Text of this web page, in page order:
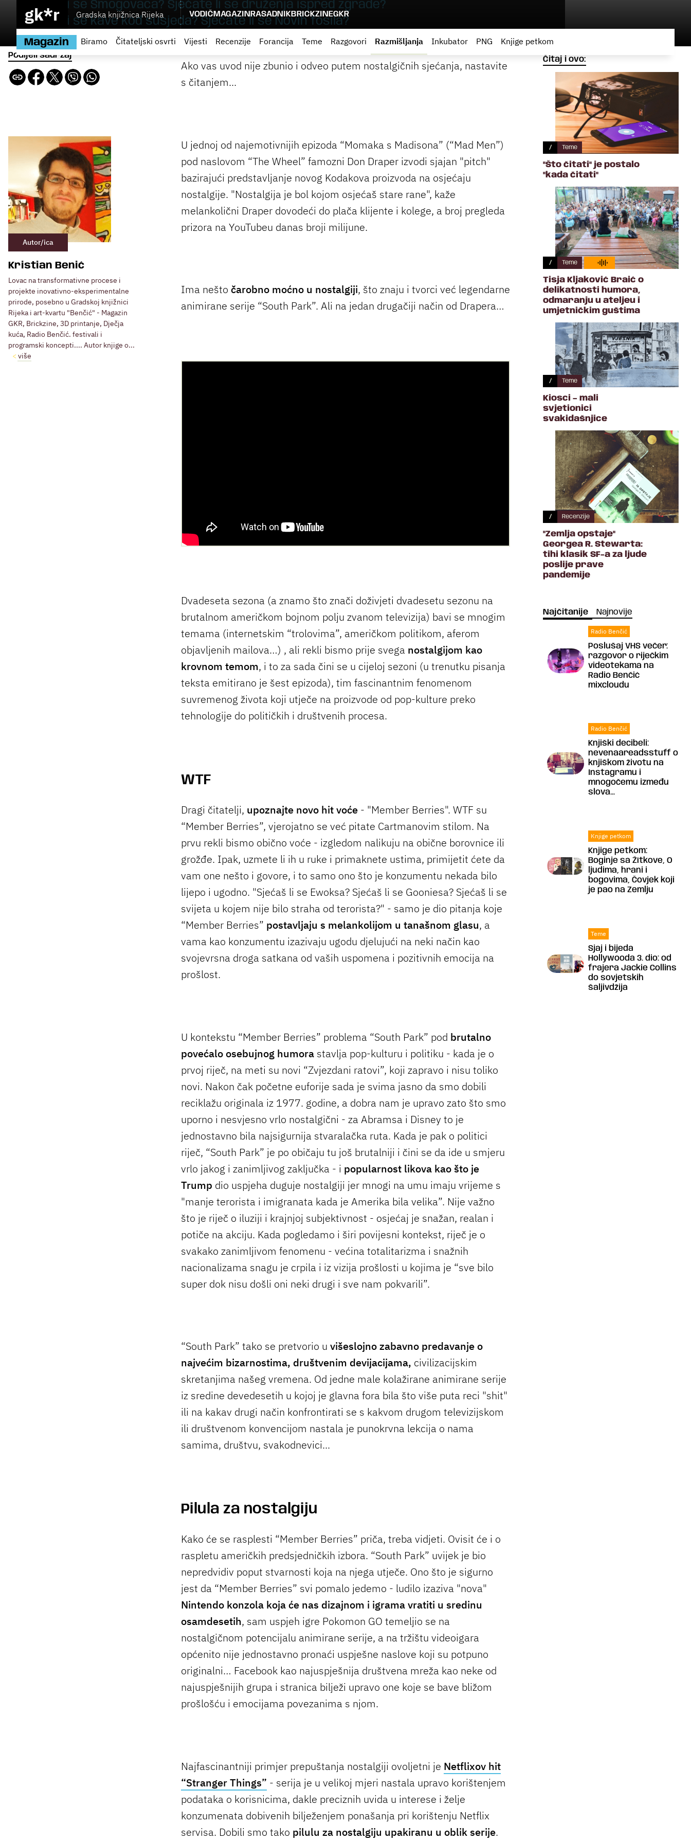
gk*r Gradska knjižnica Rijeka VODIČMAGAZINRASADNIKBRICKZINEGKR
Magazin Biramo Čitateljski osvrti Vijesti Recenzije Forancija Teme Razgovori Razmišljanja Inkubator PNG Knjige petkom
Sjećate li se Smogovaca? Sjećate li se druženja ispred zgrade?
Sjećate li se kave kod susjeda? Sjećate li se Novih fosila?
Podijeli sadržaj
Autor/ica
Kristian Benić
Lovac na transformativne procese i
projekte inovativno-eksperimentalne
prirode, posebno u Gradskoj knjižnici
Rijeka i art-kvartu "Benčić" - Magazin
GKR, Brickzine, 3D printanje, Dječja
kuća, Radio Benčić. festivali i
programski koncepti.... Autor knjige o...
više
Ako vas uvod nije zbunio i odveo putem nostalgičnih sjećanja, nastavite
s čitanjem...
U jednoj od najemotivnijih epizoda “Momaka s Madisona” (“Mad Men”)
pod naslovom “The Wheel” famozni Don Draper izvodi sjajan "pitch"
bazirajući predstavljanje novog Kodakova proizvoda na osjećaju
nostalgije. "Nostalgija je bol kojom osjećaš stare rane", kaže
melankolični Draper dovodeći do plača klijente i kolege, a broj pregleda
prizora na YouTubeu danas broji milijune.
Ima nešto čarobno moćno u nostalgiji, što znaju i tvorci već legendarne
animirane serije “South Park”. Ali na jedan drugačiji način od Drapera…
Dvadeseta sezona (a znamo što znači doživjeti dvadesetu sezonu na
brutalnom američkom bojnom polju zvanom televizija) bavi se mnogim
temama (internetskim “trolovima”, američkom politikom, aferom
objavljenih mailova…) , ali rekli bismo prije svega nostalgijom kao
krovnom temom, i to za sada čini se u cijeloj sezoni (u trenutku pisanja
teksta emitirano je šest epizoda), tim fascinantnim fenomenom
suvremenog života koji utječe na proizvode od pop-kulture preko
tehnologije do političkih i društvenih procesa.
WTF
Dragi čitatelji, upoznajte novo hit voće - "Member Berries". WTF su
“Member Berries”, vjerojatno se već pitate Cartmanovim stilom. Na
prvu rekli bismo obično voće - izgledom nalikuju na obične borovnice ili
grožđe. Ipak, uzmete li ih u ruke i primaknete ustima, primijetit ćete da
vam one nešto i govore, i to samo ono što je konzumentu nekada bilo
lijepo i ugodno. "Sjećaš li se Ewoksa? Sjećaš li se Gooniesa? Sjećaš li se
svijeta u kojem nije bilo straha od terorista?" - samo je dio pitanja koje
“Member Berries” postavljaju s melankolijom u tanašnom glasu, a
vama kao konzumentu izazivaju ugodu djelujući na neki način kao
svojevrsna droga satkana od vaših uspomena i pozitivnih emocija na
prošlost.
U kontekstu “Member Berries” problema “South Park” pod brutalno
povećalo osebujnog humora stavlja pop-kulturu i politiku - kada je o
prvoj riječ, na meti su novi “Zvjezdani ratovi”, koji zapravo i nisu toliko
novi. Nakon čak početne euforije sada je svima jasno da smo dobili
reciklažu originala iz 1977. godine, a dobra nam je upravo zato što smo
uporno i nesvjesno vrlo nostalgični - za Abramsa i Disney to je
jednostavno bila najsigurnija stvaralačka ruta. Kada je pak o politici
riječ, “South Park” je po običaju tu još brutalniji i čini se da ide u smjeru
vrlo jakog i zanimljivog zaključka - i popularnost likova kao što je
Trump dio uspjeha duguje nostalgiji jer mnogi na umu imaju vrijeme s
"manje terorista i imigranata kada je Amerika bila velika”. Nije važno
što je riječ o iluziji i krajnjoj subjektivnost - osjećaj je snažan, realan i
potiče na akciju. Kada pogledamo i širi povijesni kontekst, riječ je o
svakako zanimljivom fenomenu - većina totalitarizma i snažnih
nacionalizama snagu je crpila i iz vizija prošlosti u kojima je “sve bilo
super dok nisu došli oni neki drugi i sve nam pokvarili”.
“South Park” tako se pretvorio u višeslojno zabavno predavanje o
najvećim bizarnostima, društvenim devijacijama, civilizacijskim
skretanjima našeg vremena. Od jedne male kolažirane animirane serije
iz sredine devedesetih u kojoj je glavna fora bila što više puta reci "shit"
ili na kakav drugi način konfrontirati se s kakvom drugom televizijskom
ili društvenom konvencijom nastala je punokrvna lekcija o nama
samima, društvu, svakodnevici...
Pilula za nostalgiju
Kako će se rasplesti “Member Berries” priča, treba vidjeti. Ovisit će i o
raspletu američkih predsjedničkih izbora. “South Park” uvijek je bio
nepredvidiv poput stvarnosti koja na njega utječe. Ono što je sigurno
jest da “Member Berries” svi pomalo jedemo - ludilo izaziva "nova"
Nintendo konzola koja će nas dizajnom i igrama vratiti u sredinu
osamdesetih, sam uspjeh igre Pokomon GO temeljio se na
nostalgičnom potencijalu animirane serije, a na tržištu videoigara
općenito nije jednostavno pronaći uspješne naslove koji su potpuno
originalni… Facebook kao najuspješnija društvena mreža kao neke od
najuspješnijih grupa i stranica bilježi upravo one koje se bave bližom
prošlošću i emocijama povezanima s njom.
Najfascinantniji primjer prepuštanja nostalgiji ovoljetni je Netflixov hit
“Stranger Things” - serija je u velikoj mjeri nastala upravo korištenjem
podataka o korisnicima, dakle preciznih uvida u interese i želje
konzumenata dobivenih bilježenjem ponašanja pri korištenju Netflix
servisa. Dobili smo tako pilulu za nostalgiju upakiranu u oblik serije.
Čitaj i ovo:
/ Teme
"Što čitati" je postalo
"kada čitati"
/ Teme
Tisja Kljaković Braić o
delikatnosti humora,
odmaranju u ateljeu i
umjetničkim guštima
/ Teme
Kiosci – mali
svjetionici
svakidašnjice
/ Recenzije
"Zemlja opstaje"
Georgea R. Stewarta:
tihi klasik SF-a za ljude
poslije prave
pandemije
Najčitanije Najnovije
Radio Benčić
Poslušaj VHS večer:
razgovor o riječkim
videotekama na
Radio Benčić
mixcloudu
Radio Benčić
Knjiški decibeli:
nevenaareadsstuff o
knjiškom životu na
Instagramu i
mnogočemu između
slova...
Knjige petkom
Knjige petkom:
Boginje sa Žítkove, O
ljudima, hrani i
bogovima, Čovjek koji
je pao na Zemlju
Teme
Sjaj i bijeda
Hollywooda 3. dio: od
frajera Jackie Collins
do sovjetskih
šaljivdžija